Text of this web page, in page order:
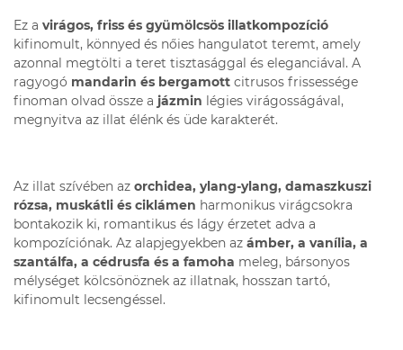
Ez a virágos, friss és gyümölcsös illatkompozíció
kifinomult, könnyed és nőies hangulatot teremt, amely
azonnal megtölti a teret tisztasággal és eleganciával. A
ragyogó mandarin és bergamott citrusos frissessége
finoman olvad össze a jázmin légies virágosságával,
megnyitva az illat élénk és üde karakterét.
Az illat szívében az orchidea, ylang-ylang, damaszkuszi
rózsa, muskátli és ciklámen harmonikus virágcsokra
bontakozik ki, romantikus és lágy érzetet adva a
kompozíciónak. Az alapjegyekben az ámber, a vanília, a
szantálfa, a cédrusfa és a famoha meleg, bársonyos
mélységet kölcsönöznek az illatnak, hosszan tartó,
kifinomult lecsengéssel.